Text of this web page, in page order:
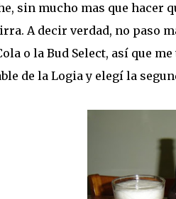
sin mucho mas que hacer
A decir verdad, no paso
o la Bud Select, así que
de la Logia y elegí la